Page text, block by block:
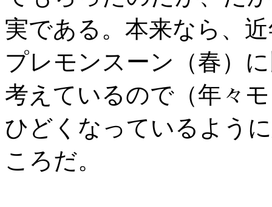
実である。本来なら、
プレモンスーン（春）
考えているので（年々
ひどくなっているよう
ころだ。